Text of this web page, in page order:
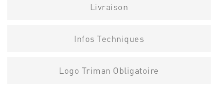
Livraison
Infos Techniques
Logo Triman Obligatoire